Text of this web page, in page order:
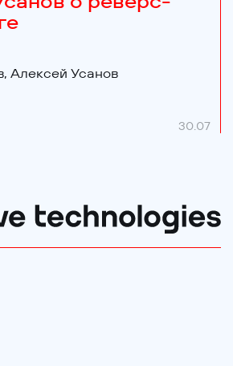
Алексей Усанов
30.07